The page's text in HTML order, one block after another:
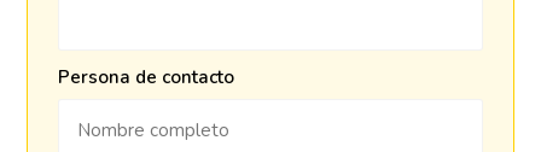
Persona de contacto